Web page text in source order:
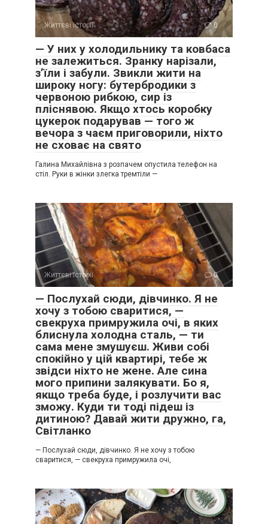
Життєві історії 0
— У них у холодильнику та ковбаса
не залежиться. Зранку нарізали,
з’їли і забули. Звикли жити на
широку ногу: бутербродики з
червоною рибкою, сир із
пліснявою. Якщо хтось коробку
цукерок подарував — того ж
вечора з чаєм приговорили, ніхто
не сховає на свято
Галина Михайлівна з розпачем опустила телефон на
стіл. Руки в жінки злегка тремтіли —
Життєві історії 0
— Послухай сюди, дівчинко. Я не
хочу з тобою сваритися, —
свекруха примружила очі, в яких
блиснула холодна сталь, — ти
сама мене змушуєш. Живи собі
спокійно у цій квартирі, тебе ж
звідси ніхто не жене. Але сина
мого припини залякувати. Бо я,
якщо треба буде, і розлучити вас
зможу. Куди ти тоді підеш із
дитиною? Давай жити дружно, га,
Світланко
— Послухай сюди, дівчинко. Я не хочу з тобою
сваритися, — свекруха примружила очі,